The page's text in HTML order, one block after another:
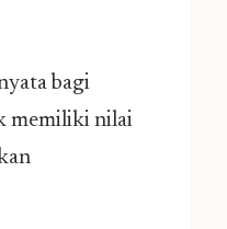
bagi
memiliki nilai